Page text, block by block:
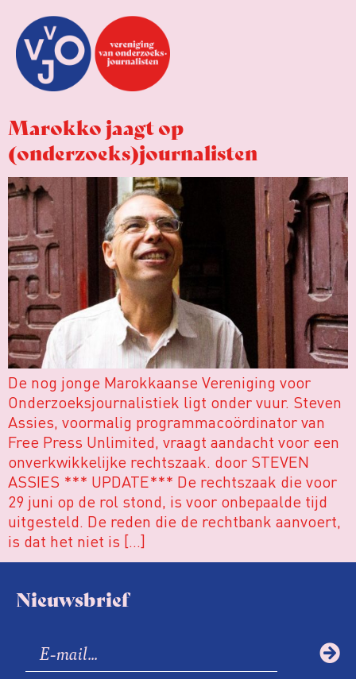
Marokko jaagt op
(onderzoeks)journalisten
De nog jonge Marokkaanse Vereniging voor
Onderzoeksjournalistiek ligt onder vuur. Steven
Assies, voormalig programmacoördinator van
Free Press Unlimited, vraagt aandacht voor een
onverkwikkelijke rechtszaak. door STEVEN
ASSIES *** UPDATE*** De rechtszaak die voor
29 juni op de rol stond, is voor onbepaalde tijd
uitgesteld. De reden die de rechtbank aanvoert,
is dat het niet is […]
Nieuwsbrief